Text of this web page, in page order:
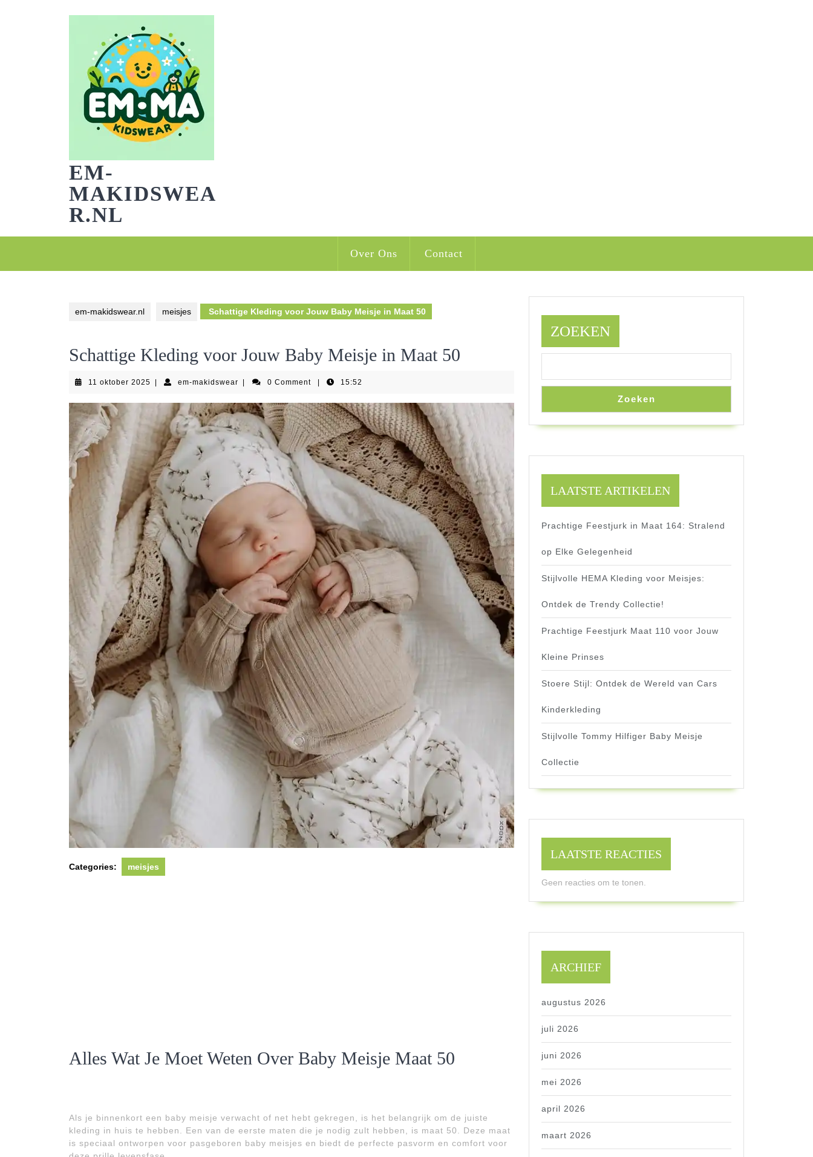
EM-
MAKIDSWEA
R.NL
Over Ons Contact
em-makidswear.nl meisjes Schattige Kleding voor Jouw Baby Meisje in Maat 50
Schattige Kleding voor Jouw Baby Meisje in Maat 50
11 oktober 2025 11
2025
em-makidswear em-
0 Comment 15:52
Categories: meisjes
Alles Wat Je Moet Weten Over Baby Meisje Maat 50
Als je binnenkort een baby meisje verwacht of net hebt gekregen, is het belangrijk om de juiste
kleding in huis te hebben. Een van de eerste maten die je nodig zult hebben, is maat 50. Deze maat
is speciaal ontworpen voor pasgeboren baby meisjes en biedt de perfecte pasvorm en comfort voor
ZOEKEN
Zoeken
LAATSTE ARTIKELEN
Prachtige Feestjurk in Maat 164: Stralend
op Elke Gelegenheid
Stijlvolle HEMA Kleding voor Meisjes:
Ontdek de Trendy Collectie!
Prachtige Feestjurk Maat 110 voor Jouw
Kleine Prinses
Stoere Stijl: Ontdek de Wereld van Cars
Kinderkleding
Stijlvolle Tommy Hilfiger Baby Meisje
Collectie
LAATSTE REACTIES
Geen reacties om te tonen.
ARCHIEF
augustus 2026
juli 2026
juni 2026
mei 2026
april 2026
maart 2026